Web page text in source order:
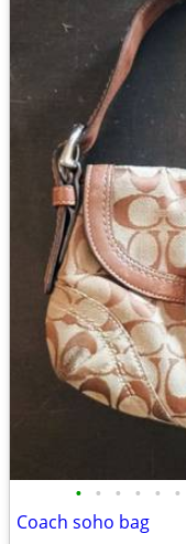
• • • • • •
Coach soho bag